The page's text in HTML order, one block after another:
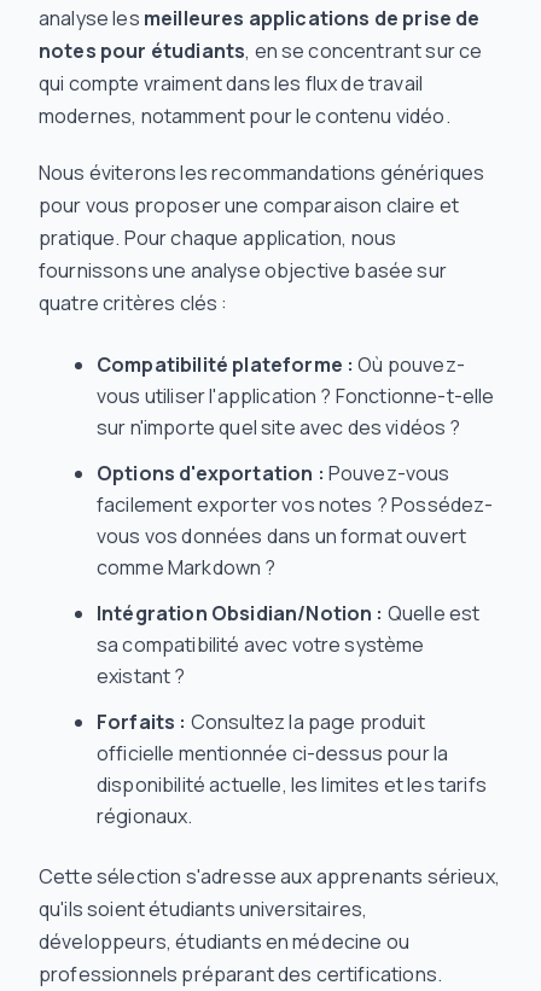
analyse les meilleures applications de prise de
notes pour étudiants, en se concentrant sur ce
qui compte vraiment dans les flux de travail
modernes, notamment pour le contenu vidéo.
Nous éviterons les recommandations génériques
pour vous proposer une comparaison claire et
pratique. Pour chaque application, nous
fournissons une analyse objective basée sur
quatre critères clés :
Compatibilité plateforme : Où pouvez-
vous utiliser l'application ? Fonctionne-t-elle
sur n'importe quel site avec des vidéos ?
Options d'exportation : Pouvez-vous
facilement exporter vos notes ? Possédez-
vous vos données dans un format ouvert
comme Markdown ?
Intégration Obsidian/Notion : Quelle est
sa compatibilité avec votre système
existant ?
Forfaits : Consultez la page produit
officielle mentionnée ci-dessus pour la
disponibilité actuelle, les limites et les tarifs
régionaux.
Cette sélection s'adresse aux apprenants sérieux,
qu'ils soient étudiants universitaires,
développeurs, étudiants en médecine ou
professionnels préparant des certifications.